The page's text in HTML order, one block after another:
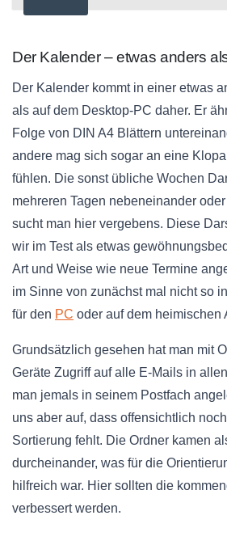
Der Kalender – etwas anders
Der Kalender kommt in einer etwas
als auf dem Desktop-PC daher. Er
Folge von DIN A4 Blättern
andere mag sich sogar an eine
fühlen. Die sonst übliche Wochen
mehreren Tagen nebeneinander
sucht man hier vergebens. Diese
wir im Test als etwas
Art und Weise wie neue Termine
im Sinne von zunächst mal nicht so
für den PC oder auf dem heimischen
Grundsätzlich gesehen hat man mit
Geräte Zugriff auf alle E-Mails in
man jemals in seinem Postfach
uns aber auf, dass offensichtlich
Sortierung fehlt. Die Ordner kamen
durcheinander, was für die
hilfreich war. Hier sollten die
verbessert werden.